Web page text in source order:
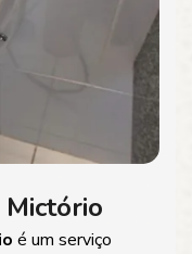
é um serviço